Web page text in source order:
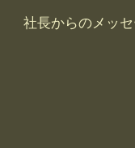
社長からのメッ